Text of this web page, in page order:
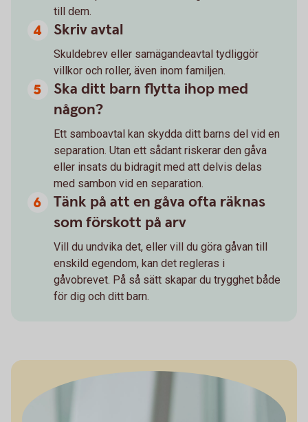
till dem.
Skriv avtal
Skuldebrev eller samägandeavtal tydliggör
villkor och roller, även inom familjen.
Ska ditt barn flytta ihop med
någon?
Ett samboavtal kan skydda ditt barns del vid en
separation. Utan ett sådant riskerar den gåva
eller insats du bidragit med att delvis delas
med sambon vid en separation.
Tänk på att en gåva ofta räknas
som förskott på arv
Vill du undvika det, eller vill du göra gåvan till
enskild egendom, kan det regleras i
gåvobrevet. På så sätt skapar du trygghet både
för dig och ditt barn.